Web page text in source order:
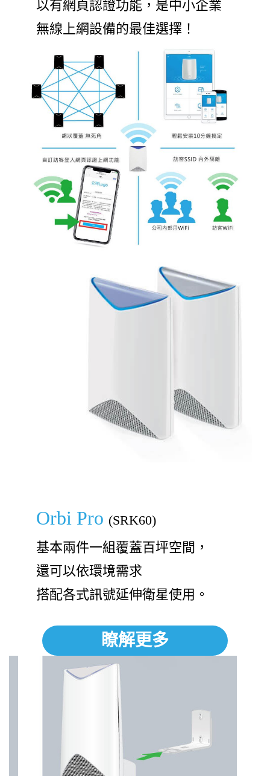
以有網頁認證功能，是中小企業
無線上網設備的最佳選擇！
Orbi Pro (SRK60)
基本兩件一組覆蓋百坪空間，
還可以依環境需求
搭配各式訊號延伸衛星使用。
瞭解更多